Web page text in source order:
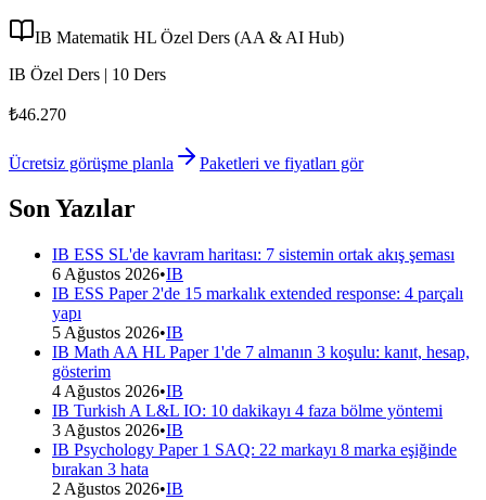
IB Matematik HL Özel Ders (AA & AI Hub)
IB Özel Ders | 10 Ders
₺46.270
Ücretsiz görüşme planla Paketleri ve fiyatları gör
Son Yazılar
IB ESS SL'de kavram haritası: 7 sistemin ortak akış şeması
6 Ağustos 2026•IB
IB ESS Paper 2'de 15 markalık extended response: 4 parçalı
yapı
5 Ağustos 2026•IB
IB Math AA HL Paper 1'de 7 almanın 3 koşulu: kanıt, hesap,
gösterim
4 Ağustos 2026•IB
IB Turkish A L&L IO: 10 dakikayı 4 faza bölme yöntemi
3 Ağustos 2026•IB
IB Psychology Paper 1 SAQ: 22 markayı 8 marka eşiğinde
bırakan 3 hata
2 Ağustos 2026•IB